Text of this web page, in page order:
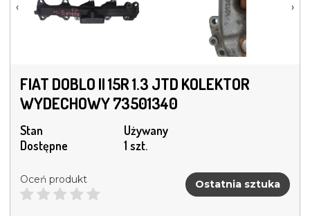
‹ ›
FIAT DOBLO II 15R 1.3 JTD KOLEKTOR
WYDECHOWY 73501340
Stan
Używany
Dostępne
1 szt.
Oceń produkt Ostatnia sztuka